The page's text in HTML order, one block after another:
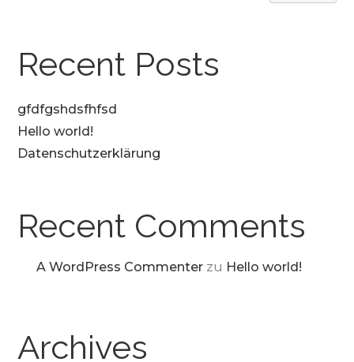
Recent Posts
gfdfgshdsfhfsd
Hello world!
Datenschutzerklärung
Recent Comments
A WordPress Commenter zu Hello world!
Archives